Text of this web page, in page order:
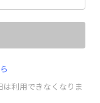
利用できなくなりま